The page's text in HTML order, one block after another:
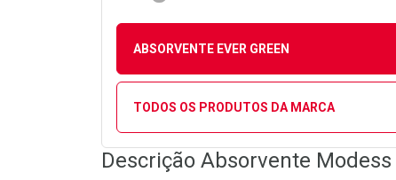
ABSORVENTE EVER GREEN
TODOS OS PRODUTOS DA MARCA
Descrição Absorvente